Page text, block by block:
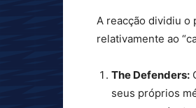
A reacção dividiu o
relativamente ao
The Defenders:
seus próprios